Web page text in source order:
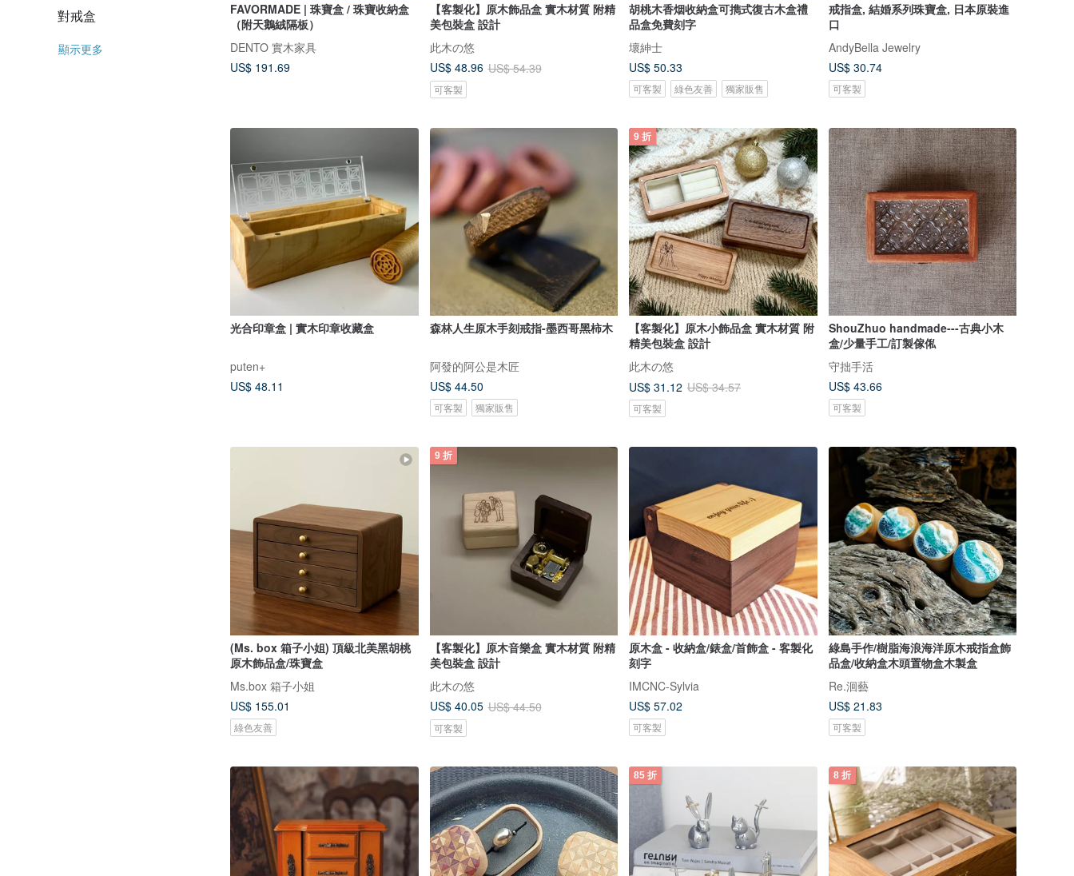
對戒盒
顯示更多
FAVORMADE | 珠寶盒 / 珠寶收納盒
（附天鵝絨隔板）
DENTO 實木家具
US$ 191.69
【客製化】原木飾品盒 實木材質 附精
美包裝盒 設計
此木の悠
US$ 48.96 US$ 54.39
可客製
胡桃木香烟收納盒可擕式復古木盒禮
品盒免費刻字
壞紳士
US$ 50.33
可客製 綠色友善 獨家販售
戒指盒, 結婚系列珠寶盒, 日本原裝進
口
AndyBella Jewelry
US$ 30.74
可客製
光合印章盒 | 實木印章收藏盒
puten+
US$ 48.11
森林人生原木手刻戒指-墨西哥黑柿木
阿發的阿公是木匠
US$ 44.50
可客製 獨家販售
9 折
【客製化】原木小飾品盒 實木材質 附
精美包裝盒 設計
此木の悠
US$ 31.12 US$ 34.57
可客製
ShouZhuo handmade---古典小木
盒/少量手工/訂製傢俬
守拙手活
US$ 43.66
可客製
(Ms. box 箱子小姐) 頂級北美黑胡桃
原木飾品盒/珠寶盒
Ms.box 箱子小姐
US$ 155.01
綠色友善
9 折
【客製化】原木音樂盒 實木材質 附精
美包裝盒 設計
此木の悠
US$ 40.05 US$ 44.50
可客製
原木盒 - 收納盒/錶盒/首飾盒 - 客製化
刻字
IMCNC-Sylvia
US$ 57.02
可客製
綠島手作/樹脂海浪海洋原木戒指盒飾
品盒/收納盒木頭置物盒木製盒
Re.洄藝
US$ 21.83
可客製
85 折 8 折